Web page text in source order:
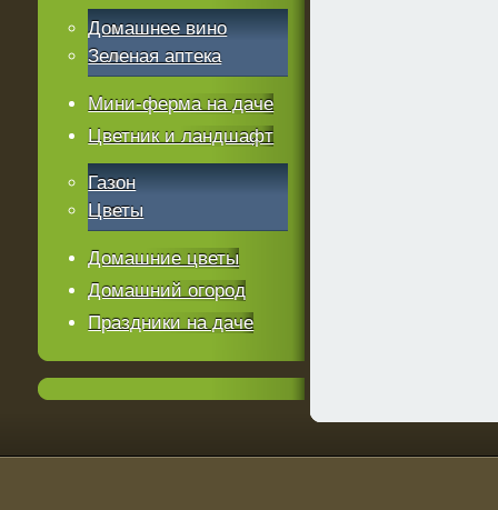
Домашнее вино
Зеленая аптека
Мини-ферма на даче
Цветник и ландшафт
Газон
Цветы
Домашние цветы
Домашний огород
Праздники на даче